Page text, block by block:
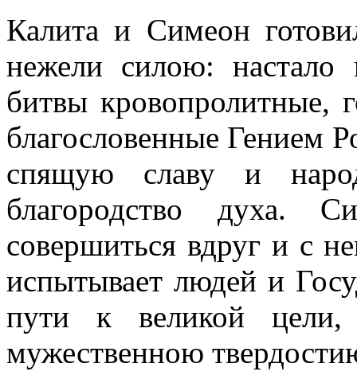
Калита и Симеон
нежели силою:
битвы кровопролитные,
благословенные Гением
спящую славу и
благородство духа.
совершиться вдруг и с
испытывает людей и
пути к великой
мужественною